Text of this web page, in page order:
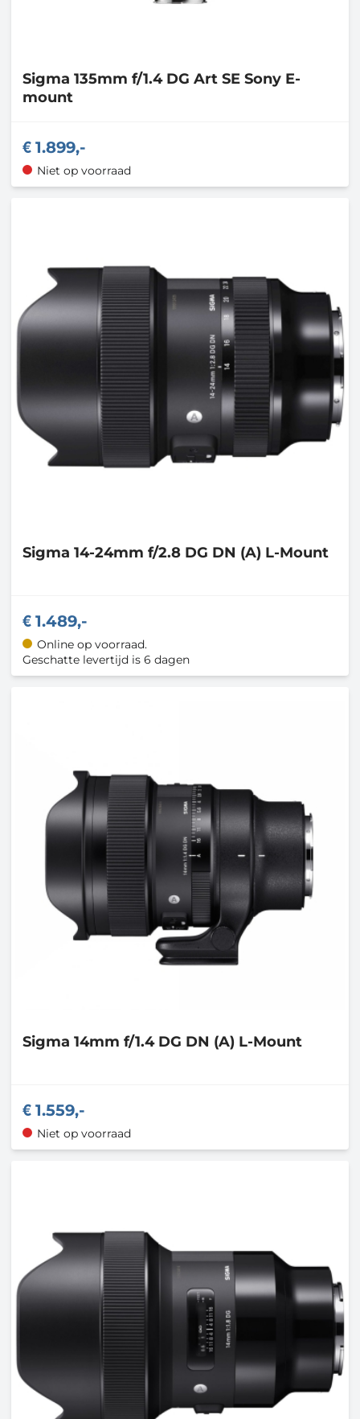
Sigma 135mm f/1.4 DG Art SE Sony E-
mount
1.899,-
Niet op voorraad
Sigma 14-24mm f/2.8 DG DN (A) L-Mount
1.489,-
Online op voorraad.
Geschatte levertijd is 6 dagen
Sigma 14mm f/1.4 DG DN (A) L-Mount
1.559,-
Niet op voorraad